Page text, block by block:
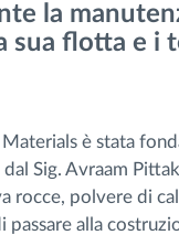
caratteristiche
tutte le attività
risparmi
la
sua flotta e i
è stata
dal Sig. Avraam
rocce, polvere di
passare alla